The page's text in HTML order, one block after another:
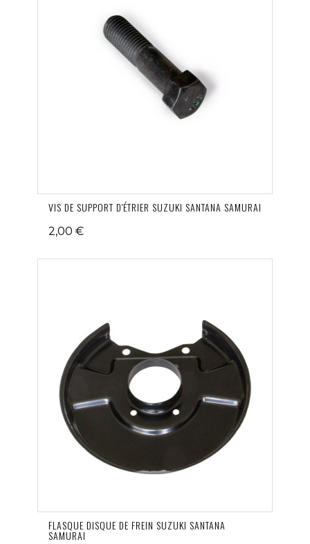
VIS DE SUPPORT D'ÉTRIER SUZUKI SANTANA SAMURAI
2,00 €
FLASQUE DISQUE DE FREIN SUZUKI SANTANA
SAMURAI